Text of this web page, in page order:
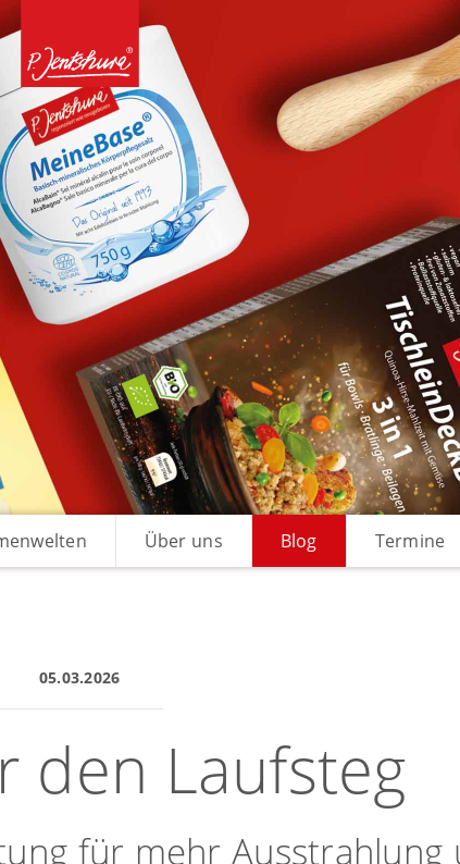
Über uns Blog Termine
05.03.2026
den Laufsteg
für mehr Ausstrahlung